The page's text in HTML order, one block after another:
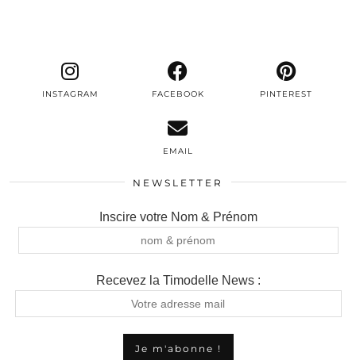
INSTAGRAM FACEBOOK PINTEREST
EMAIL
NEWSLETTER
Inscire votre Nom & Prénom
Recevez la Timodelle News :